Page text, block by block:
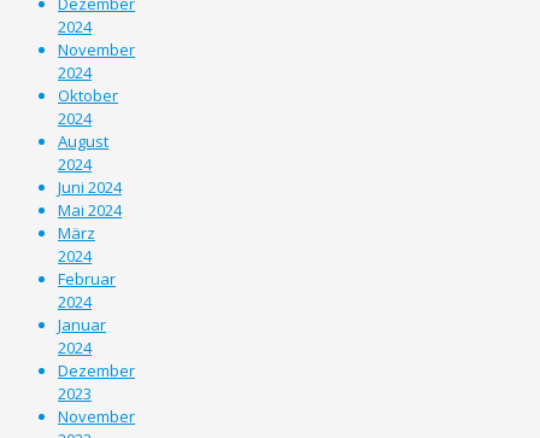
2024
November
2024
Oktober
2024
August
2024
Juni 2024
Mai 2024
März
2024
Februar
2024
Januar
2024
Dezember
2023
November